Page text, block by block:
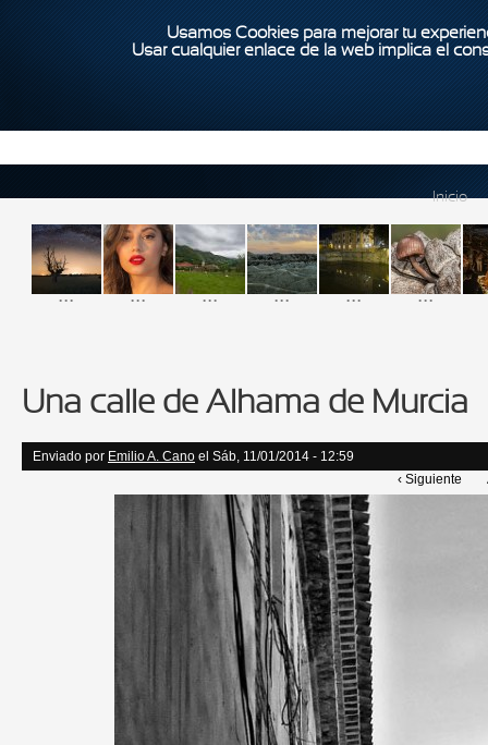
Usamos Cookies para mejorar tu
Usar cualquier enlace de la web implica el
Inicio
... ... ... ... ... ...
Una calle de Alhama de Murcia
Enviado por Emilio A. Cano el Sáb, 11/01/2014 - 12:59
‹ Siguiente